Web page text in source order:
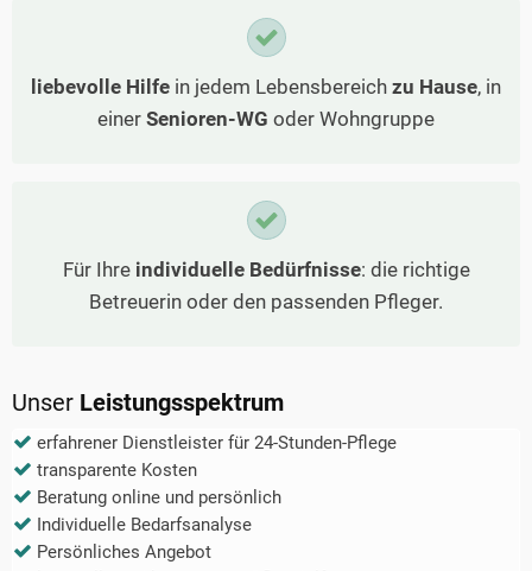
liebevolle Hilfe in jedem Lebensbereich zu Hause, in
einer Senioren-WG oder Wohngruppe
Für Ihre individuelle Bedürfnisse: die richtige
Betreuerin oder den passenden Pfleger.
Unser Leistungsspektrum
erfahrener Dienstleister für 24-Stunden-Pflege
transparente Kosten
Beratung online und persönlich
Individuelle Bedarfsanalyse
Persönliches Angebot